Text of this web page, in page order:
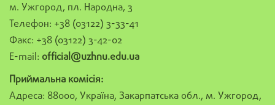
м. Ужгород, пл. Народна, 3
Телефон: +38 (03122) 3-33-41
Факс: +38 (03122) 3-42-02
E-mail: official@uzhnu.edu.ua
Приймальна комісія:
Адреса: 88000, Україна, Закарпатська обл., м. Ужгород,